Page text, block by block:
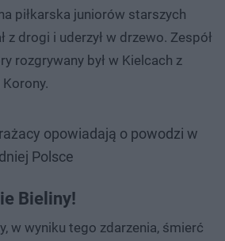
piłkarska juniorów starszych
z drogi i uderzył w drzewo. Zespół
rozgrywany był w Kielcach z
opowiadają o powodzi w
Polsce
Bieliny!
w wyniku tego zdarzenia, śmierć